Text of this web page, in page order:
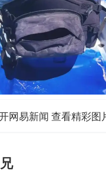
网易新闻 查看精彩图